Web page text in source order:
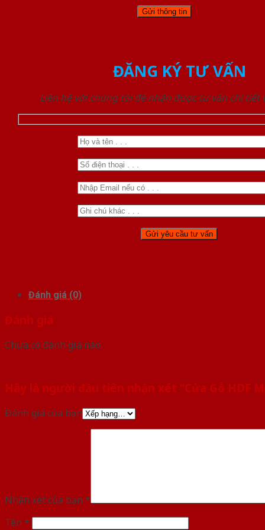
ĐĂNG KÝ TƯ VẤN
Liên hệ với chúng tôi để nhận được tư vấn chi tiết
Đánh giá (0)
Đánh giá
Chưa có đánh giá nào.
Hãy là người đầu tiên nhận xét “Cửa Gỗ HDF
Đánh giá của bạn
Nhận xét của bạn *
Tên *